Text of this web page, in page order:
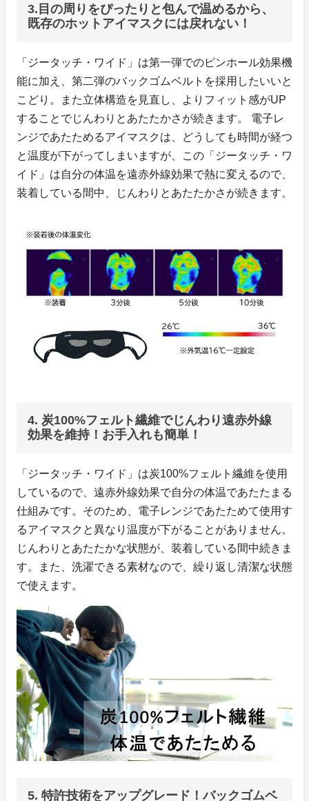
3.目の周りをぴったりと包んで温めるから、
既存のホットアイマスクには戻れない！
「ジータッチ・ワイド」は第一弾でのピンホール効果機
能に加え、第二弾のバックゴムベルトを採用したいいと
こどり。また立体構造を見直し、よりフィット感がUP
することでじんわりとあたたかさが続きます。 電子レ
ンジであたためるアイマスクは、どうしても時間が経つ
と温度が下がってしまいますが、この「ジータッチ・ワ
イド」は自分の体温を遠赤外線効果で熱に変えるので、
装着している間中、じんわりとあたたかさが続きます。
4. 炭100%フェルト繊維でじんわり遠赤外線
効果を維持！お手入れも簡単！
「ジータッチ・ワイド」は炭100%フェルト繊維を使用
しているので、遠赤外線効果で自分の体温であたたまる
仕組みです。そのため、電子レンジであたためて使用す
るアイマスクと異なり温度が下がることがありません。
じんわりとあたたかな状態が、装着している間中続きま
す。また、洗濯できる素材なので、繰り返し清潔な状態
で使えます。
5. 特許技術をアップグレード！バックゴムベ